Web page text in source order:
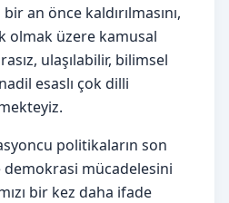
an önce kaldırılmasını,
olmak üzere kamusal
ulaşılabilir, bilimsel
esaslı çok dilli
politikaların son
demokrasi mücadelesini
bir kez daha ifade